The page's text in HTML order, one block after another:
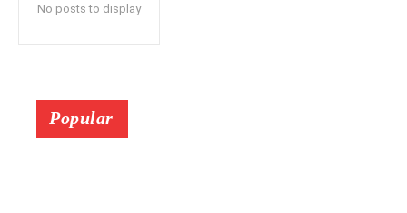
No posts to display
Popular